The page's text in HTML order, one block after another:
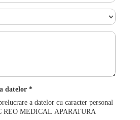
datelor
a datelor cu caracter personal
REO MEDICAL APARATURA